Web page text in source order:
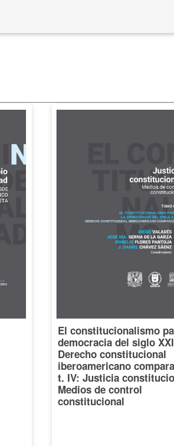
El constitucionalismo
democracia del siglo
Derecho constitucional
iberoamericano
t. IV: Justicia
Medios de control
constitucional